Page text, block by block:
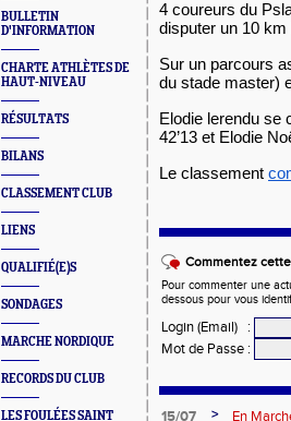
BULLETIN
D'INFORMATION
CHARTE ATHLÈTES DE
HAUT-NIVEAU
RÉSULTATS
BILANS
CLASSEMENT CLUB
LIENS
QUALIFIÉ(E)S
SONDAGES
MARCHE NORDIQUE
RECORDS DU CLUB
LES FOULÉES SAINT
4 coureurs du
disputer un 10 km
Sur un parcours
du stade master)
Elodie lerendu se
42’13 et Elodie
Le classement
Commentez
Pour commenter une
dessous pour vous
Login (Email)
:
Mot de Passe :
15/07 >
En